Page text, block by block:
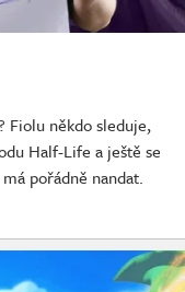
Fiolu někdo sleduje,
Half-Life a ještě se
pořádně nandat.